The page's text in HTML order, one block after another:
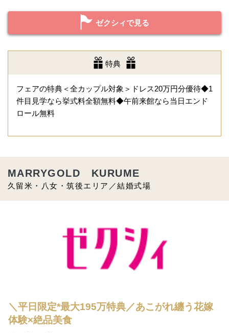
ゼクシィで見る
特典
フェアの特典＜全カップル対象＞ドレス20万円分優待◆1
件目見学なら挙式料全額無料◆午前来館なら当日エンド
ロール無料
久留米・八女・筑後エリア／結婚式場
MARRYGOLD KURUME
＼平日限定*最大195万特典／あこがれ纏う花嫁
体験×絶品美食